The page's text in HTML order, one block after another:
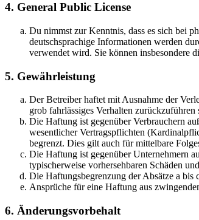
4. General Public License
Du nimmst zur Kenntnis, dass es sich bei
deutschsprachige Informationen werden
verwendet wird. Sie können insbesondere
5. Gewährleistung
Der Betreiber haftet mit Ausnahme der
grob fahrlässiges Verhalten
Die Haftung ist gegenüber Verbrauchern
wesentlicher Vertragspflichten
begrenzt. Dies gilt auch für mittelbare
Die Haftung ist gegenüber Unternehmern
typischerweise vorhersehbaren Schäden
Die Haftungsbegrenzung der Absätze a
Ansprüche für eine Haftung aus
6. Änderungsvorbehalt